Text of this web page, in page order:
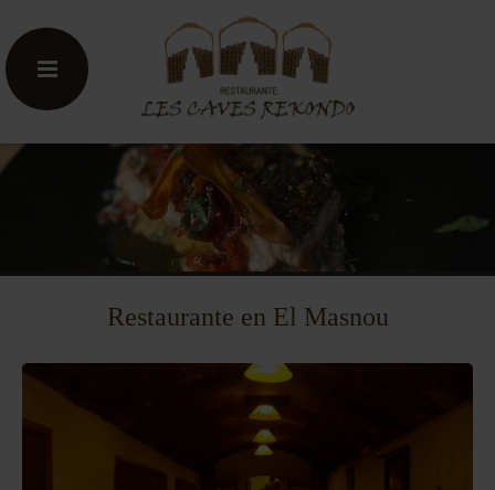
Restaurante en El Masnou